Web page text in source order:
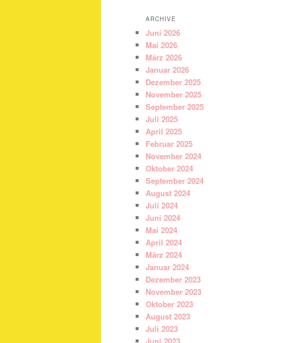
ARCHIVE
Juni 2026
Mai 2026
März 2026
Januar 2026
Dezember 2025
November 2025
September 2025
Juli 2025
April 2025
Februar 2025
November 2024
Oktober 2024
September 2024
August 2024
Juli 2024
Juni 2024
Mai 2024
April 2024
März 2024
Januar 2024
Dezember 2023
November 2023
Oktober 2023
August 2023
Juli 2023